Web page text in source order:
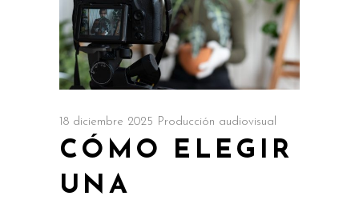
18 diciembre 2025 Producción audiovisual
CÓMO ELEGIR
UNA